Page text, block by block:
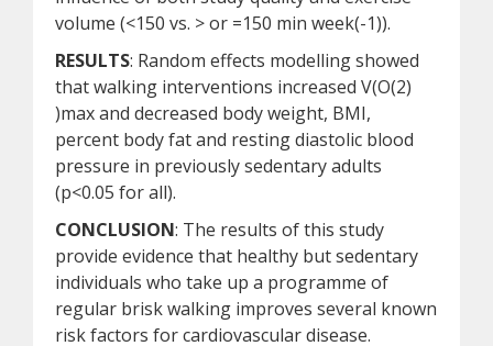
volume (<150 vs. > or =150 min week(-1)).
RESULTS: Random effects modelling showed
that walking interventions increased V(O(2)
)max and decreased body weight, BMI,
percent body fat and resting diastolic blood
pressure in previously sedentary adults
(p<0.05 for all).
CONCLUSION: The results of this study
provide evidence that healthy but sedentary
individuals who take up a programme of
regular brisk walking improves several known
risk factors for cardiovascular disease.